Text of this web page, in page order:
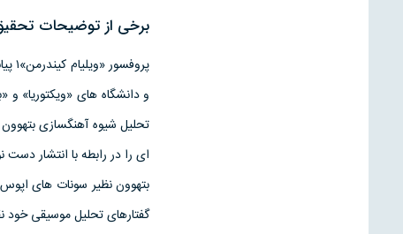
برخی از توضیحات
تحليل شيوه آهنگسازى
اى را در رابطه با انتشار